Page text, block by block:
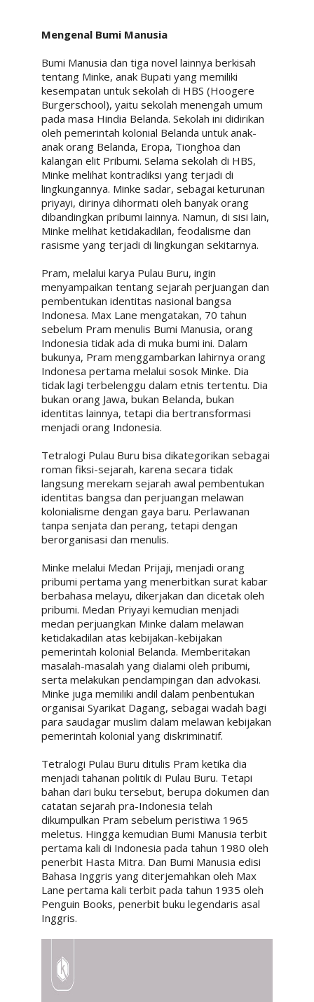
Mengenal Bumi Manusia
Bumi Manusia dan tiga novel lainnya berkisah
tentang Minke, anak Bupati yang memiliki
kesempatan untuk sekolah di HBS (Hoogere
Burgerschool), yaitu sekolah menengah umum
pada masa Hindia Belanda. Sekolah ini didirikan
oleh pemerintah kolonial Belanda untuk anak-
anak orang Belanda, Eropa, Tionghoa dan
kalangan elit Pribumi. Selama sekolah di HBS,
Minke melihat kontradiksi yang terjadi di
lingkungannya. Minke sadar, sebagai keturunan
priyayi, dirinya dihormati oleh banyak orang
dibandingkan pribumi lainnya. Namun, di sisi lain,
Minke melihat ketidakadilan, feodalisme dan
rasisme yang terjadi di lingkungan sekitarnya.
Pram, melalui karya Pulau Buru, ingin
menyampaikan tentang sejarah perjuangan dan
pembentukan identitas nasional bangsa
Indonesa. Max Lane mengatakan, 70 tahun
sebelum Pram menulis Bumi Manusia, orang
Indonesia tidak ada di muka bumi ini. Dalam
bukunya, Pram menggambarkan lahirnya orang
Indonesa pertama melalui sosok Minke. Dia
tidak lagi terbelenggu dalam etnis tertentu. Dia
bukan orang Jawa, bukan Belanda, bukan
identitas lainnya, tetapi dia bertransformasi
menjadi orang Indonesia.
Tetralogi Pulau Buru bisa dikategorikan sebagai
roman fiksi-sejarah, karena secara tidak
langsung merekam sejarah awal pembentukan
identitas bangsa dan perjuangan melawan
kolonialisme dengan gaya baru. Perlawanan
tanpa senjata dan perang, tetapi dengan
berorganisasi dan menulis.
Minke melalui Medan Prijaji, menjadi orang
pribumi pertama yang menerbitkan surat kabar
berbahasa melayu, dikerjakan dan dicetak oleh
pribumi. Medan Priyayi kemudian menjadi
medan perjuangkan Minke dalam melawan
ketidakadilan atas kebijakan-kebijakan
pemerintah kolonial Belanda. Memberitakan
masalah-masalah yang dialami oleh pribumi,
serta melakukan pendampingan dan advokasi.
Minke juga memiliki andil dalam penbentukan
organisai Syarikat Dagang, sebagai wadah bagi
para saudagar muslim dalam melawan kebijakan
pemerintah kolonial yang diskriminatif.
Tetralogi Pulau Buru ditulis Pram ketika dia
menjadi tahanan politik di Pulau Buru. Tetapi
bahan dari buku tersebut, berupa dokumen dan
catatan sejarah pra-Indonesia telah
dikumpulkan Pram sebelum peristiwa 1965
meletus. Hingga kemudian Bumi Manusia terbit
pertama kali di Indonesia pada tahun 1980 oleh
penerbit Hasta Mitra. Dan Bumi Manusia edisi
Bahasa Inggris yang diterjemahkan oleh Max
Lane pertama kali terbit pada tahun 1935 oleh
Penguin Books, penerbit buku legendaris asal
Inggris.